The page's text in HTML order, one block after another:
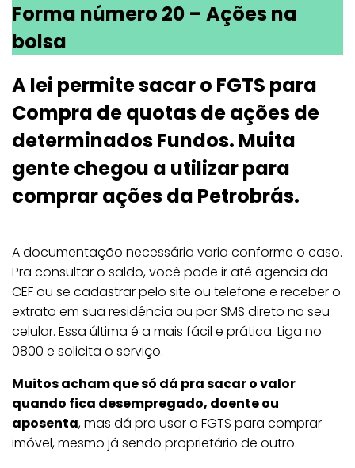
Forma número 20 – Ações na
bolsa
A lei permite sacar o FGTS para
Compra de quotas de ações de
determinados Fundos. Muita
gente chegou a utilizar para
comprar ações da Petrobrás.
A documentação necessária varia conforme o caso.
Pra consultar o saldo, você pode ir até agencia da
CEF ou se cadastrar pelo site ou telefone e receber o
extrato em sua residência ou por SMS direto no seu
celular. Essa última é a mais fácil e prática. Liga no
0800 e solicita o serviço.
Muitos acham que só dá pra sacar o valor
quando fica desempregado, doente ou
aposenta, mas dá pra usar o FGTS para comprar
imóvel, mesmo já sendo proprietário de outro.